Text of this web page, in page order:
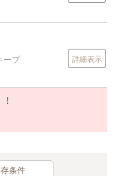
ープ 詳細表示
！
条件